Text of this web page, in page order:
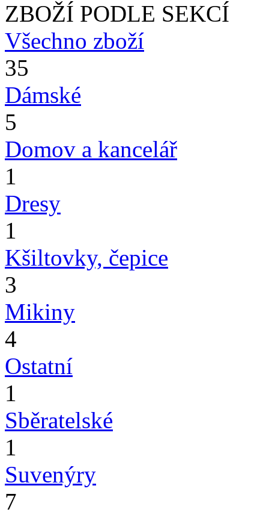
ZBOŽÍ PODLE SEKCÍ
Všechno zboží
35
Dámské
5
Domov a kancelář
1
Dresy
1
Kšiltovky, čepice
3
Mikiny
4
Ostatní
1
Sběratelské
1
Suvenýry
7